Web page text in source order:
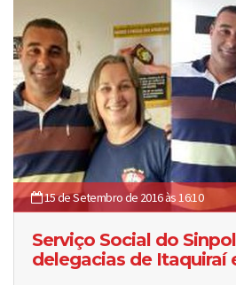
15 de Setembro de 2016 às 16:10
Serviço Social do
delegacias de Itaquiraí